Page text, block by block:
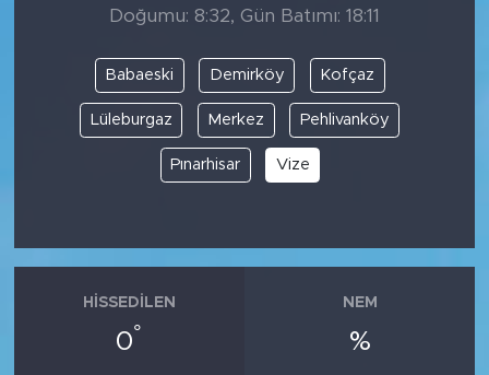
Doğumu: 8:32, Gün Batımı: 18:11
Babaeski Demirköy Kofçaz
Lüleburgaz Merkez Pehlivanköy
Pınarhisar Vize
HISSEDILEN
0°
NEM
%